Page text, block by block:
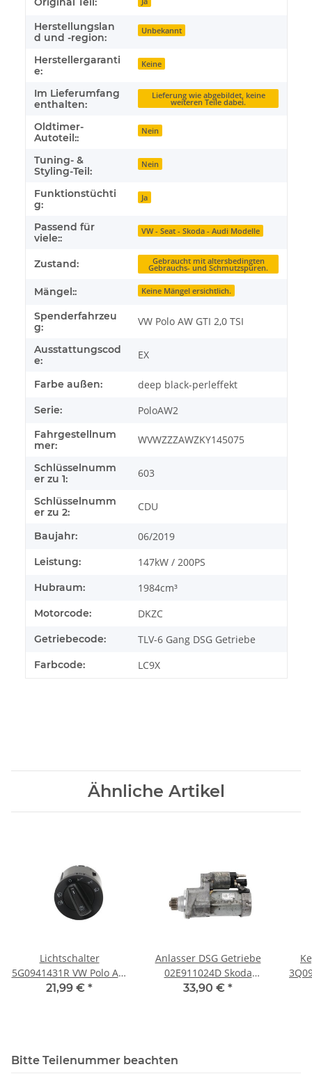
Herstellungslan
d und -region:
Unbekannt
Herstellergaranti
e:
Keine
Im Lieferumfang
enthalten:
Lieferung wie abgebildet, keine
weiteren Teile dabei.
Oldtimer-
Autoteil::
Nein
Tuning- &
Styling-Teil:
Nein
Funktionstüchti
g:
Ja
Passend für
viele::
VW - Seat - Skoda - Audi Modelle
Zustand: Gebraucht mit altersbedingten
Gebrauchs- und Schmutzspuren.
Mängel:: Keine Mängel ersichtlich.
Spenderfahrzeu
g:
VW Polo AW GTI 2,0 TSI
Ausstattungscod
e:
EX
Farbe außen: deep black-perleffekt
Serie: PoloAW2
Fahrgestellnum
mer:
WVWZZZAWZKY145075
Schlüsselnumm
er zu 1:
603
Schlüsselnumm
er zu 2:
CDU
Baujahr: 06/2019
Leistung: 147kW / 200PS
Hubraum: 1984cm³
Motorcode: DKZC
Getriebecode: TLV-6 Gang DSG Getriebe
Farbcode: LC9X
Ähnliche Artikel
Lichtschalter
5G0941431R VW Polo AW
Seat Ibiza V
21,99 € *
Anlasser DSG Getriebe
02E911024D Skoda
Superb 3V VW Polo AW
33,90 € *
Bitte Teilenummer beachten